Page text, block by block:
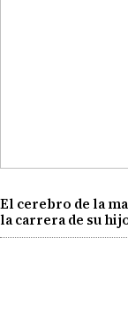
El cerebro de la
la carrera de su